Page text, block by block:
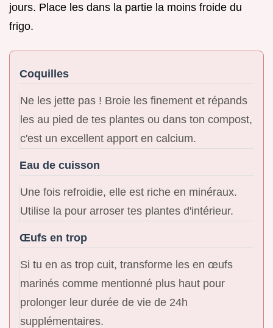
jours. Place les dans la partie la moins froide du
frigo.
Coquilles
Ne les jette pas ! Broie les finement et répands
les au pied de tes plantes ou dans ton compost,
c'est un excellent apport en calcium.
Eau de cuisson
Une fois refroidie, elle est riche en minéraux.
Utilise la pour arroser tes plantes d'intérieur.
Œufs en trop
Si tu en as trop cuit, transforme les en œufs
marinés comme mentionné plus haut pour
prolonger leur durée de vie de 24h
supplémentaires.